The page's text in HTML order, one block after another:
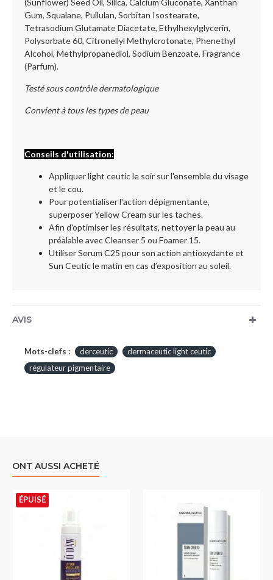
(Sunflower) Seed Oil, Silica, Calcium Gluconate, Xanthan
Gum, Squalane, Pullulan, Sorbitan Isostearate,
Tetrasodium Glutamate Diacetate, Ethylhexylglycerin,
Polysorbate 60, Citronellyl Methylcrotonate, Phenethyl
Alcohol, Methylpropanediol, Sodium Benzoate, Fragrance
(Parfum).
Testé sous contrôle dermatologique
Convient à tous les types de peau
Conseils d'utilisation:
Appliquer light ceutic le soir sur l'ensemble du visage
et le cou.
Pour potentialiser l'action dépigmentante,
superposer Yellow Cream sur les taches.
Afin d'optimiser les résultats, nettoyer la peau au
préalable avec Cleanser 5 ou Foamer 15.
Utiliser Serum C25 pour son action antioxydante et
Sun Ceutic le matin en cas d’exposition au soleil.
AVIS
Mots-clefs : derceutic
dermaceutic light ceutic
régulateur pigmentaire
ONT AUSSI ACHETÉ
ÉPUISÉ